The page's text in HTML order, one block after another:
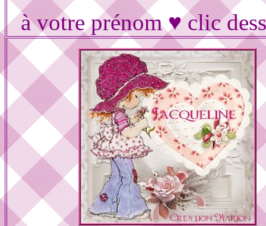
à votre prénom ♥ clic